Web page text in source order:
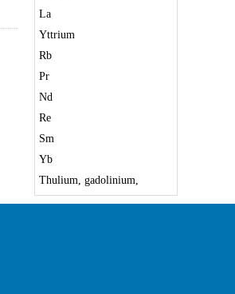
La
Yttrium
Rb
Pr
Nd
Re
Sm
Yb
Thulium, gadolinium,
terbium, tellurium, lutetium,